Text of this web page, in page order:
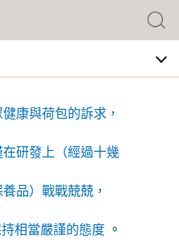
康與荷包的訴求，
在研發上（經過十幾
品）戰戰兢兢 ，
持相當嚴謹的態度 。